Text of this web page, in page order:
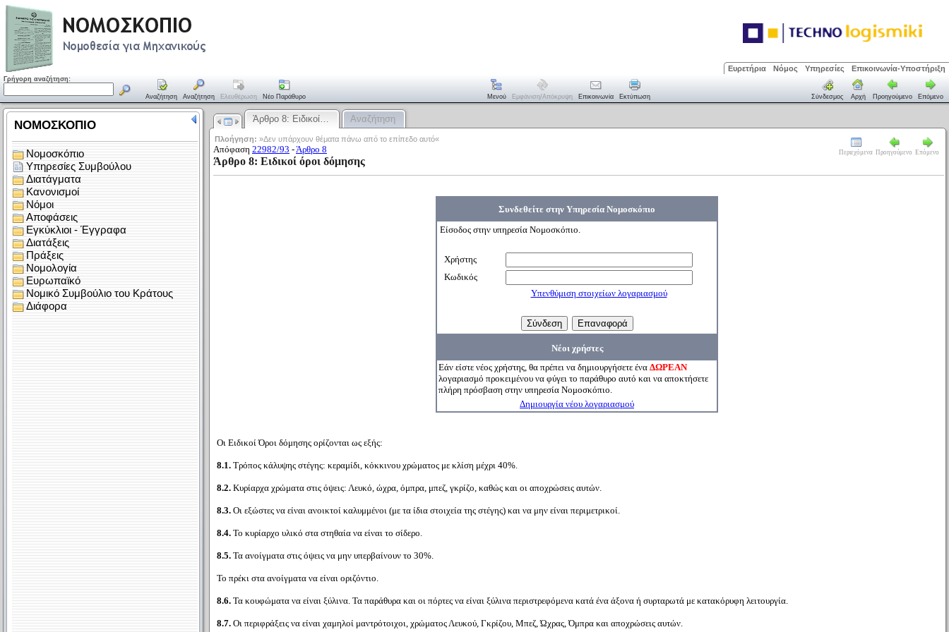
Ευρετήρια Νόμος Υπηρεσίες Επικοινωνία-Υποστήριξη
Γρήγορη αναζήτηση:
Αναζήτηση Αναζήτηση Ελευθέρωση Νέο Παράθυρο Μενού Εμφάνιση/απόκρυψη Επικοινωνία Εκτύπωση Σύνδεσμος Αρχή Προηγούμενο Επόμενο
Άρθρο 8: Ειδικοί… Αναζήτηση